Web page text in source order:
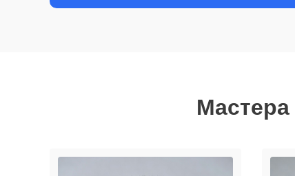
Мастера